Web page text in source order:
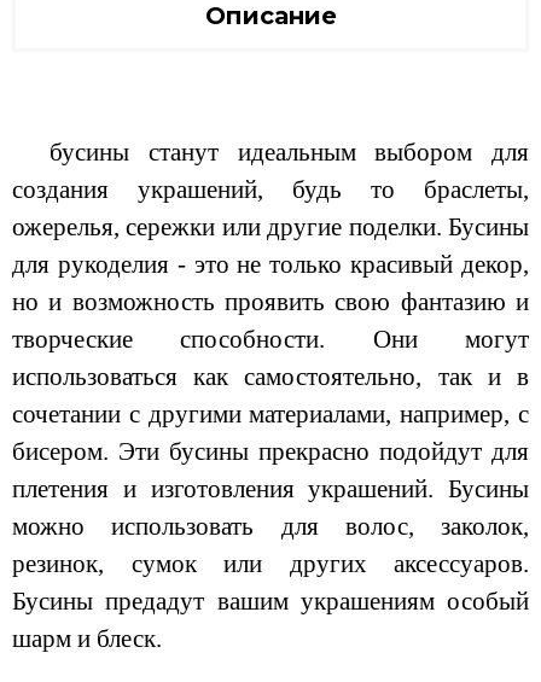
Описание
бусины станут идеальным выбором для
создания украшений, будь то браслеты,
ожерелья, сережки или другие поделки. Бусины
для рукоделия - это не только красивый декор,
но и возможность проявить свою фантазию и
творческие способности. Они могут
использоваться как самостоятельно, так и в
сочетании с другими материалами, например, с
бисером. Эти бусины прекрасно подойдут для
плетения и изготовления украшений. Бусины
можно использовать для волос, заколок,
резинок, сумок или других аксессуаров.
Бусины предадут вашим украшениям особый
шарм и блеск.